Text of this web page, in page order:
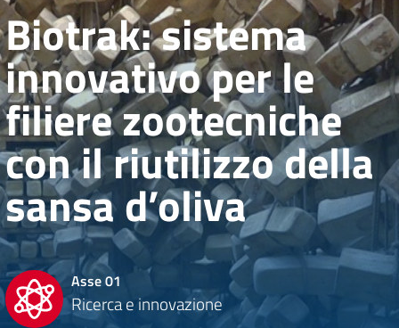
Biotrak: sistema
innovativo per le
filiere zootecniche
con il riutilizzo della
sansa d’oliva
Asse 01
Ricerca e innovazione